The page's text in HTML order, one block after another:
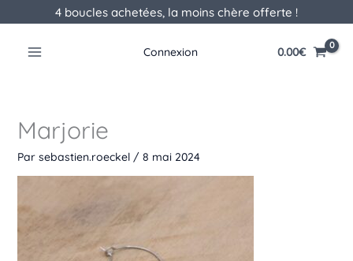
au
contenu
4 boucles achetées, la moins chère offerte !
Connexion 0.00€
Marjorie
Par sebastien.roeckel / 8 mai 2024